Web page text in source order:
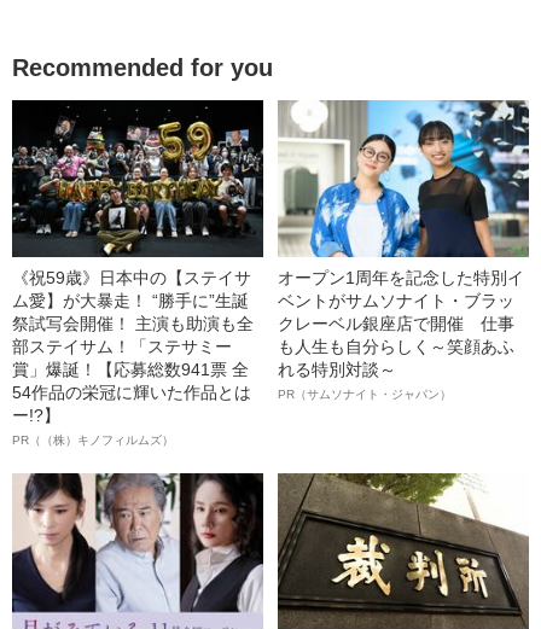
Recommended for you
《祝59歳》日本中の【ステイサ
ム愛】が大暴走！ “勝手に”生誕
祭試写会開催！ 主演も助演も全
部ステイサム！「ステサミー
賞」爆誕！【応募総数941票 全
54作品の栄冠に輝いた作品とは
ー!?】
PR（（株）キノフィルムズ）
オープン1周年を記念した特別イ
ベントがサムソナイト・ブラッ
クレーベル銀座店で開催 仕事
も人生も自分らしく～笑顔あふ
れる特別対談～
PR（サムソナイト・ジャパン）